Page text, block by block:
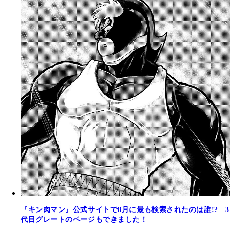
『キン肉マン』公式サイトで8月に最も検索されたのは誰!? 3
代目グレートのページもできました！